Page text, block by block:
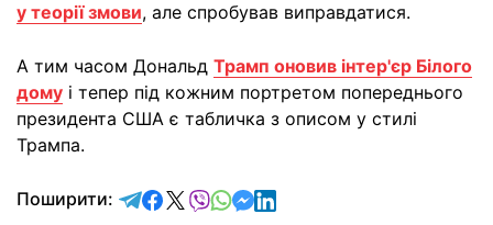
у теорії змови, але спробував виправдатися.
А тим часом Дональд Трамп оновив інтер'єр Білого
дому і тепер під кожним портретом попереднього
президента США є табличка з описом у стилі
Трампа.
Поширити: відправити у Telegram
поділитись у Facebook
поділитись у X
відправити у Viber
відправити у Whatsapp
відправити у Messenger
відправити у LinkedIn